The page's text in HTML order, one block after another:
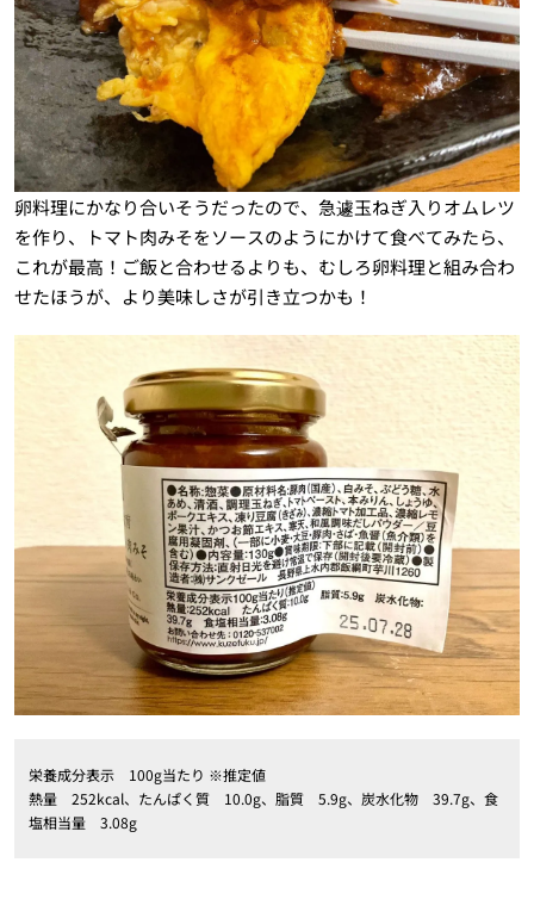
卵料理にかなり合いそうだったので、急遽玉ねぎ入りオムレツ
を作り、トマト肉みそをソースのようにかけて食べてみたら、
これが最高！ご飯と合わせるよりも、むしろ卵料理と組み合わ
せたほうが、より美味しさが引き立つかも！
栄養成分表示 100g当たり ※推定値
熱量 252kcal、たんぱく質 10.0g、脂質 5.9g、炭水化物 39.7g、食
塩相当量 3.08g